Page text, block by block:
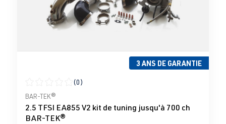
3 ANS DE GARANTIE
Note moyenne de 0 sur 5 étoiles
(0)
BAR-TEK®
2.5 TFSI EA855 V2 kit de tuning jusqu'à 700 ch
BAR-TEK®